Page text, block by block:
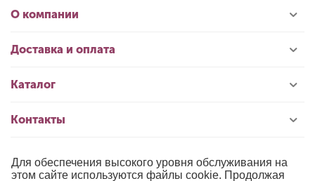
О компании
Доставка и оплата
Каталог
Контакты
© 1996-2026 «РИОЛИС»
Для обеспечения высокого уровня обслуживания на
этом сайте используются файлы cookie. Продолжая